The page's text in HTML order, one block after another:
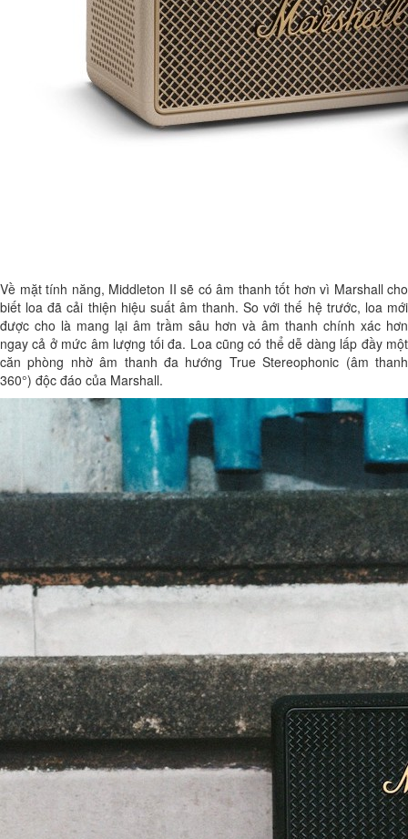
Về mặt tính năng, Middleton II sẽ có âm thanh tốt hơn vì Marshall cho
biết loa đã cải thiện hiệu suất âm thanh. So với thế hệ trước, loa mới
được cho là mang lại âm trầm sâu hơn và âm thanh chính xác hơn
ngay cả ở mức âm lượng tối đa. Loa cũng có thể dễ dàng lấp đầy một
căn phòng nhờ âm thanh đa hướng True Stereophonic (âm thanh
360°) độc đáo của Marshall.